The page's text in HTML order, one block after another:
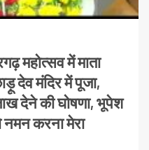
महोत्सव में माता
देव मंदिर में पूजा,
देने की घोषणा, भूपेश
नमन करना मेरा